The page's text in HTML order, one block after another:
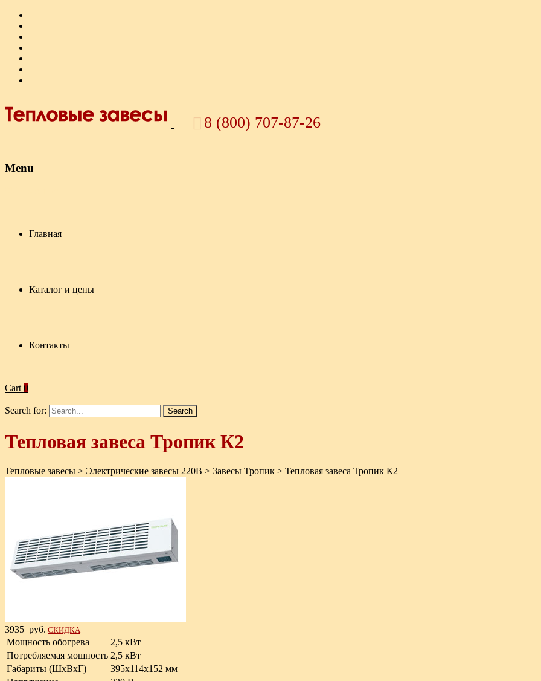
8 (800) 707-87-26
Menu
Главная
Каталог и цены
Контакты
Cart 0
Search for:
Тепловая завеса Тропик К2
Тепловые завесы > Электрические завесы 220В > Завесы Тропик > Тепловая завеса Тропик К2
3935 руб. СКИДКА
Мощность обогрева
2,5 кВт
Потребляемая мощность 2,5 кВт
Габариты (ШxВxГ)
395х114х152 мм